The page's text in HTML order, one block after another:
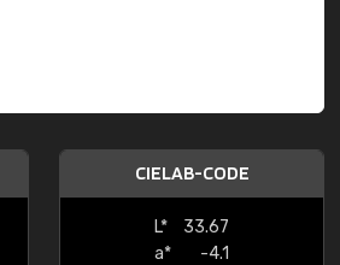
CIELAB-CODE
L*
33.67
a*
-4.1
"Alles so, wie man es sich wünscht, gute Ware,
Lieferung."